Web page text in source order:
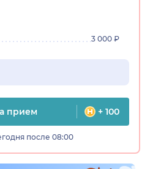
3 000 ₽
прием + 100
после 08:00